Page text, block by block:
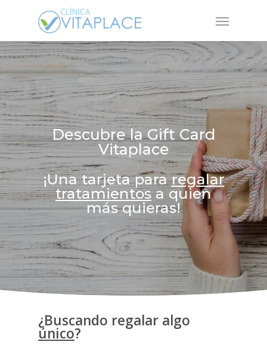
content
Menu
Descubre la Gift Card
Vitaplace
¡Una tarjeta pararegalar
tratamientosa quien
más quieras!
¿Buscando regalar algo
único?